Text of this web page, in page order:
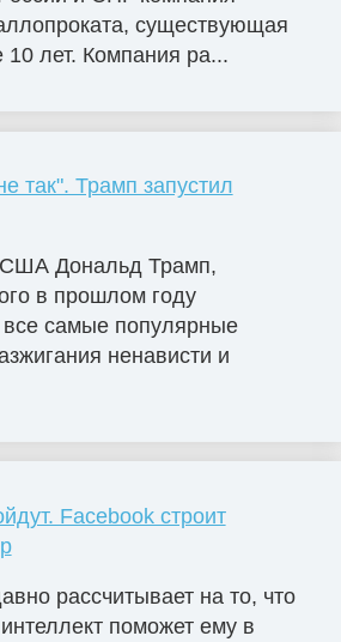
существующая
лет. Компания ра...
так". Трамп запустил
США Дональд Трамп,
в прошлом году
все самые популярные
ненависти и
Facebook строит
рассчитывает на то, что
поможет ему в